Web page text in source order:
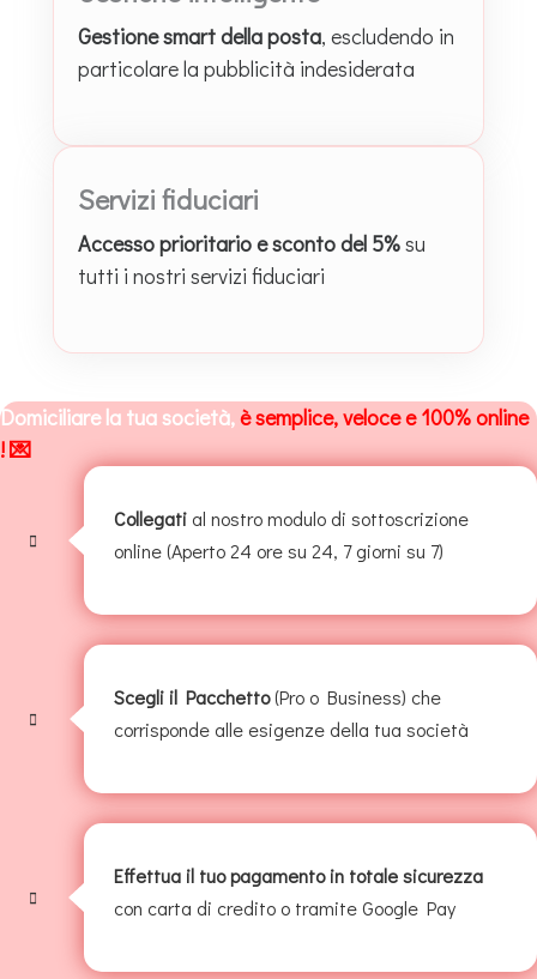
Gestione smart della posta, escludendo in
particolare la pubblicità indesiderata
Servizi fiduciari
Accesso prioritario e sconto del 5%su
tutti i nostri servizi fiduciari
Domiciliare la tua società,è semplice, veloce e 100% online
! 💌
Collegati al nostro modulo di sottoscrizione
online (Aperto 24 ore su 24, 7 giorni su 7)
Scegli il Pacchetto(Pro o Business) che
corrisponde alle esigenze della tua società
Effettua il tuo pagamento in totale sicurezza
con carta di credito o tramite Google Pay